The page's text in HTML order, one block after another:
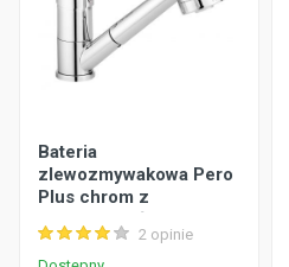
Bateria
zlewozmywakowa Pero
Plus chrom z
wyciąganą słuchawką
DEANTE
2 opinie